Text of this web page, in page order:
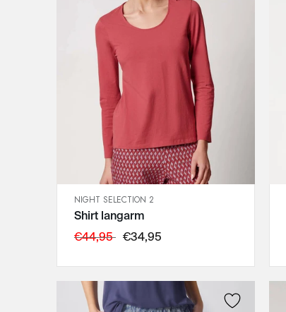
SCHNELLANSICHT
40
IN DEN WARENKORB
NIGHT SELECTION 2
Shirt langarm
€44,95 €34,95